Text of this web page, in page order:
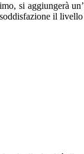
si aggiungerà
il